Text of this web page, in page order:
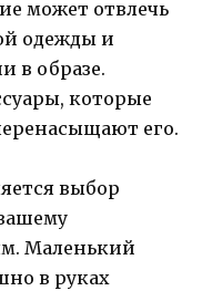
может отвлечь
одежды и
в образе.
которые
его.
выбор
Маленький
в руках